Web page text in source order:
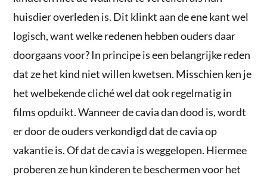
huisdier overleden is. Dit klinkt aan de ene kant wel
logisch, want welke redenen hebben ouders daar
doorgaans voor? In principe is een belangrijke reden
dat ze het kind niet willen kwetsen. Misschien ken je
het welbekende cliché wel dat ook regelmatig in
films opduikt. Wanneer de cavia dan dood is, wordt
er door de ouders verkondigd dat de cavia op
vakantie is. Of dat de cavia is weggelopen. Hiermee
proberen ze hun kinderen te beschermen voor het